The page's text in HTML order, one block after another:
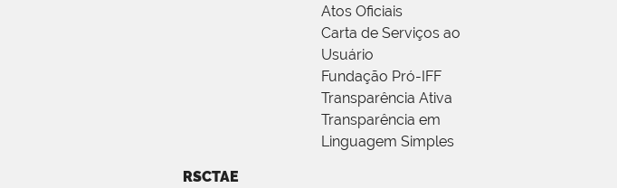
Atos Oficiais
Carta de Serviços ao
Usuário
Fundação Pró-IFF
Transparência Ativa
Transparência em
Linguagem Simples
RSCTAE